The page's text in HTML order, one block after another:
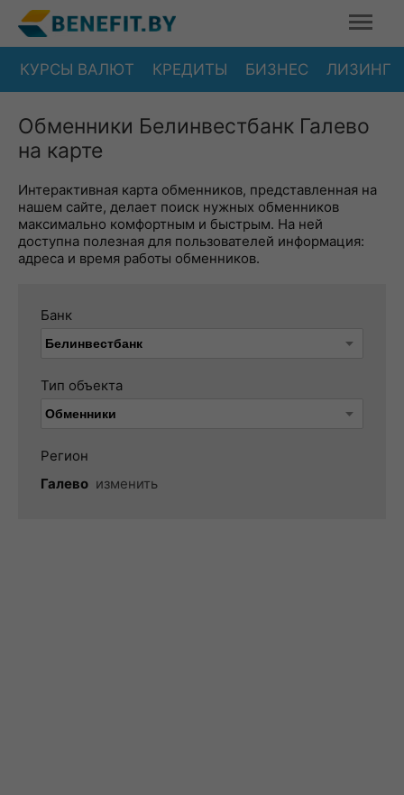
КУРСЫ ВАЛЮТ КРЕДИТЫ БИЗНЕС ЛИЗИНГ
Обменники Белинвестбанк Галево
на карте
Интерактивная карта обменников, представленная на
нашем сайте, делает поиск нужных обменников
максимально комфортным и быстрым. На ней
доступна полезная для пользователей информация:
адреса и время работы обменников.
Банк
Тип объекта
Регион
Галево изменить